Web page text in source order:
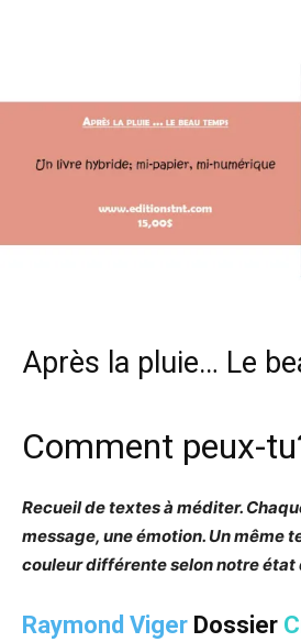
Après la pluie… Le
Comment peux-
Recueil de textes à méditer.
message, une émotion. Un même
couleur différente selon notre état
Raymond Viger Dossier